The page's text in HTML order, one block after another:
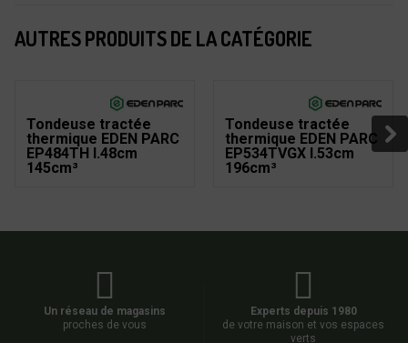
AUTRES PRODUITS DE LA CATÉGORIE
Tondeuse tractée
thermique EDEN PARC
EP484TH l.48cm
145cm³
Tondeuse tractée
thermique EDEN PARC
EP534TVGX l.53cm
196cm³
Un réseau de magasins
proches de vous
Experts depuis 1980
de votre maison et vos espaces
verts